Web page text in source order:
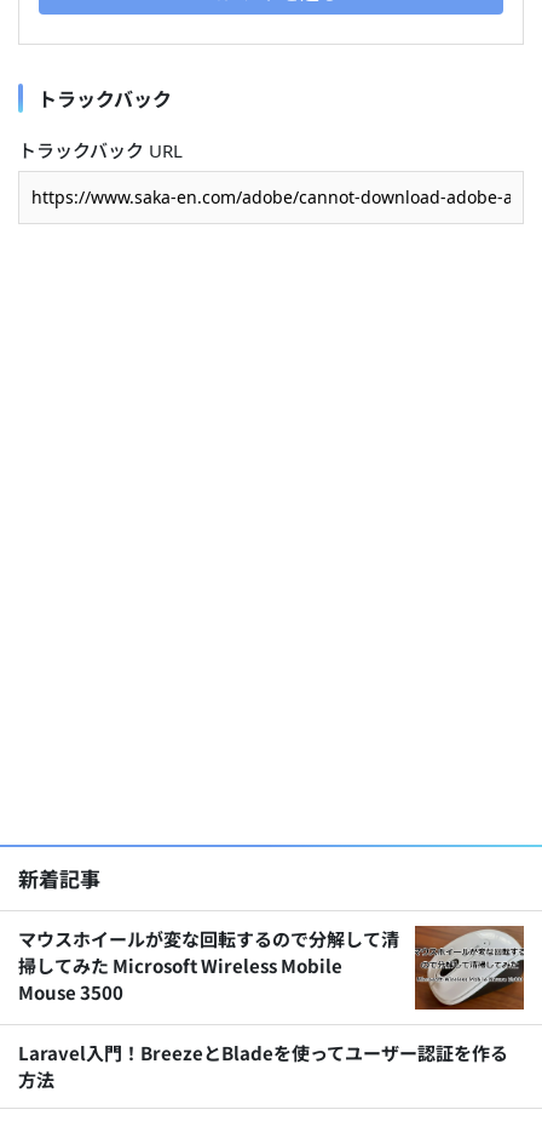
トラックバック
トラックバック URL
新着記事
マウスホイールが変な回転するので分解して清
掃してみた Microsoft Wireless Mobile
Mouse 3500
Laravel入門！BreezeとBladeを使ってユーザー認証を作る
方法